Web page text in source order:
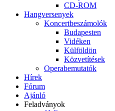
CD-ROM
Hangversenyek
Koncertbeszámolók
Budapesten
Vidéken
Külföldön
Közvetítések
Operabemutatók
Hírek
Fórum
Ajánló
Feladványok